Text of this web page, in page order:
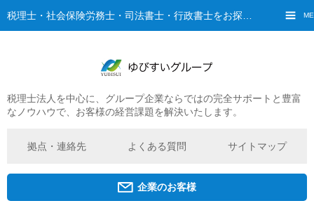
税理士法人を中心に、グループ企業ならではの完全サポートと豊富
なノウハウで、お客様の経営課題を解決いたします。
拠点・連絡先 よくある質問 サイトマップ
企業のお客様
ご挨拶
グループ概要
ゆびすいのあゆみ